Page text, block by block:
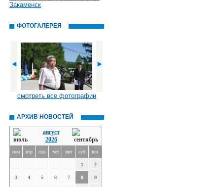
Закаменск
ФОТОГАЛЕРЕЯ
смотреть все фотографии
АРХИВ НОВОСТЕЙ
август
2026
пон втр срд чет пят суб вск
1 2
3 4 5 6 7 8 9